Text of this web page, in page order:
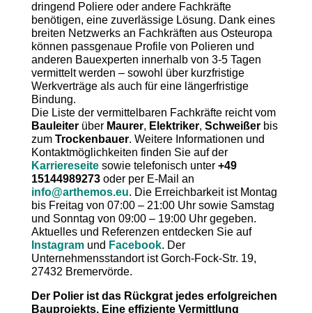
dringend Poliere oder andere Fachkräfte
benötigen, eine zuverlässige Lösung. Dank eines
breiten Netzwerks an Fachkräften aus Osteuropa
können passgenaue Profile von Polieren und
anderen Bauexperten innerhalb von 3-5 Tagen
vermittelt werden – sowohl über kurzfristige
Werkverträge als auch für eine längerfristige
Bindung.
Die Liste der vermittelbaren Fachkräfte reicht vom
Bauleiterüber Maurer, Elektriker, Schweißerbis
zum Trockenbauer. Weitere Informationen und
Kontaktmöglichkeiten finden Sie auf der
Karriereseitesowie telefonisch unter +49
15144989273oder per E-Mail an
info@arthemos.eu. Die Erreichbarkeit ist Montag
bis Freitag von 07:00 – 21:00 Uhr sowie Samstag
und Sonntag von 09:00 – 19:00 Uhr gegeben.
Aktuelles und Referenzen entdecken Sie auf
Instagramund Facebook. Der
Unternehmensstandort ist Gorch-Fock-Str. 19,
27432 Bremervörde.
Der Polier ist das Rückgrat jedes erfolgreichen
Bauprojekts. Eine effiziente Vermittlung